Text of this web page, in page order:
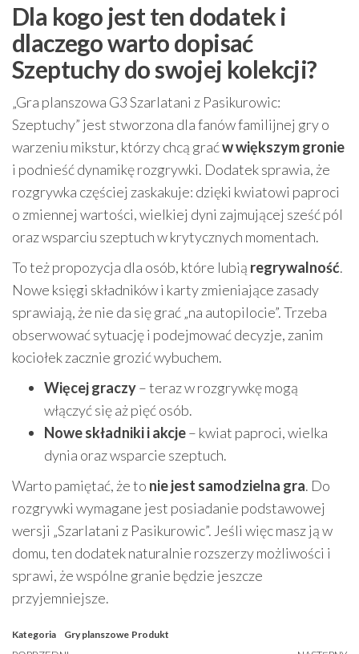
Dla kogo jest ten dodatek i
dlaczego warto dopisać
Szeptuchy do swojej kolekcji?
„Gra planszowa G3 Szarlatani z Pasikurowic:
Szeptuchy” jest stworzona dla fanów familijnej gry o
warzeniu mikstur, którzy chcą graćw większym gronie
i podnieść dynamikę rozgrywki. Dodatek sprawia, że
rozgrywka częściej zaskakuje: dzięki kwiatowi paproci
o zmiennej wartości, wielkiej dyni zajmującej sześć pól
oraz wsparciu szeptuch w krytycznych momentach.
To też propozycja dla osób, które lubią regrywalność.
Nowe księgi składników i karty zmieniające zasady
sprawiają, że nie da się grać „na autopilocie”. Trzeba
obserwować sytuację i podejmować decyzje, zanim
kociołek zacznie grozić wybuchem.
Więcej graczy– teraz w rozgrywkę mogą
włączyć się aż pięć osób.
Nowe składniki i akcje– kwiat paproci, wielka
dynia oraz wsparcie szeptuch.
Warto pamiętać, że to nie jest samodzielna gra. Do
rozgrywki wymagane jest posiadanie podstawowej
wersji „Szarlatani z Pasikurowic”. Jeśli więc masz ją w
domu, ten dodatek naturalnie rozszerzy możliwości i
sprawi, że wspólne granie będzie jeszcze
przyjemniejsze.
Kategoria Gry planszowe Produkt